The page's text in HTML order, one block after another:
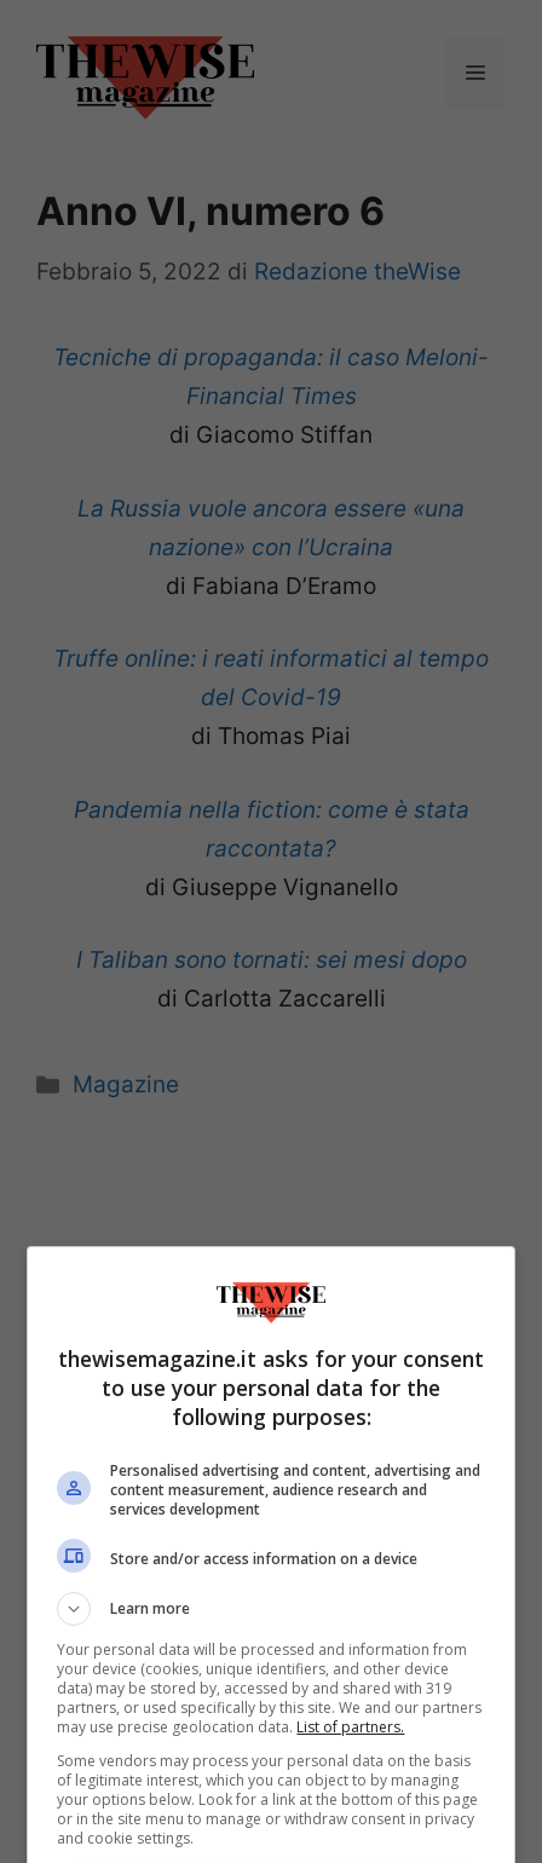
contenuto
Menu
Anno VI, numero 6
Febbraio 5, 2022 di Redazione theWise
Tecniche di propaganda: il caso Meloni-
Financial Times
di Giacomo Stiffan
La Russia vuole ancora essere «una
nazione» con l’Ucraina
di Fabiana D’Eramo
Truffe online: i reati informatici al tempo
del Covid-19
di Thomas Piai
Pandemia nella fiction: come è stata
raccontata?
di Giuseppe Vignanello
I Taliban sono tornati: sei mesi dopo
di Carlotta Zaccarelli
Categorie
Magazine
ULTIMI ARTICOLI
Montesilvano, Inaugurazione
Dell’opera ‘Meraviglia’ Alla
thewisemagazine.it asks for your consent
to use your personal data for the
following purposes:
Personalised advertising and content, advertising and
content measurement, audience research and
services development
Store and/or access information on a device
Learn more
Your personal data will be processed and information from
your device (cookies, unique identifiers, and other device
data) may be stored by, accessed by and shared with 319
partners, or used specifically by this site. We and our partners
may use precise geolocation data. List of partners.
Some vendors may process your personal data on the basis
of legitimate interest, which you can object to by managing
your options below. Look for a link at the bottom of this page
or in the site menu to manage or withdraw consent in privacy
and cookie settings.